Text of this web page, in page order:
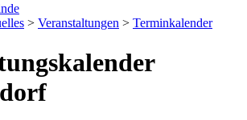
> Veranstaltungen > Terminkalender